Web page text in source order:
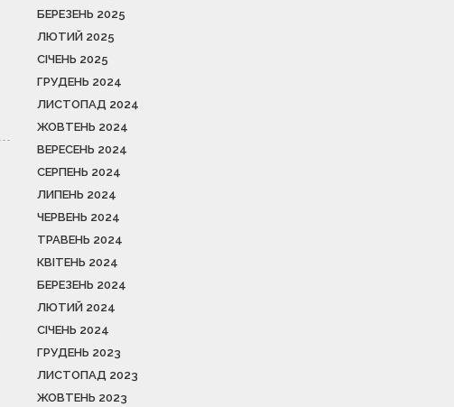
БЕРЕЗЕНЬ 2025
ЛЮТИЙ 2025
СІЧЕНЬ 2025
ГРУДЕНЬ 2024
ЛИСТОПАД 2024
ЖОВТЕНЬ 2024
ВЕРЕСЕНЬ 2024
СЕРПЕНЬ 2024
ЛИПЕНЬ 2024
ЧЕРВЕНЬ 2024
ТРАВЕНЬ 2024
КВІТЕНЬ 2024
БЕРЕЗЕНЬ 2024
ЛЮТИЙ 2024
СІЧЕНЬ 2024
ГРУДЕНЬ 2023
ЛИСТОПАД 2023
ЖОВТЕНЬ 2023